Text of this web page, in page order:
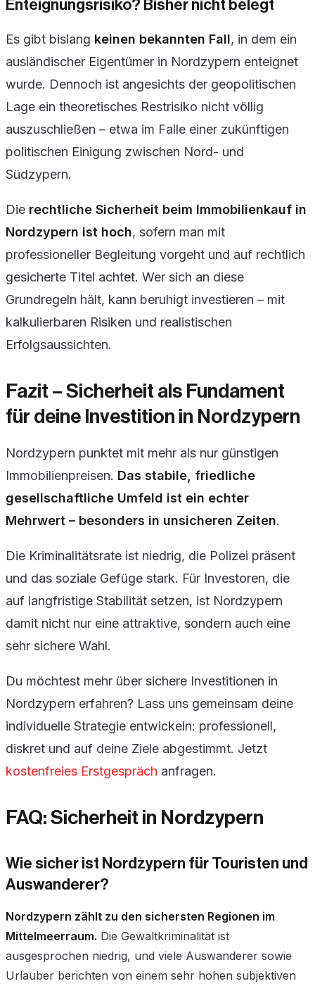
Enteignungsrisiko? Bisher nicht belegt
Es gibt bislang keinen bekannten Fall, in dem ein
ausländischer Eigentümer in Nordzypern enteignet
wurde. Dennoch ist angesichts der geopolitischen
Lage ein theoretisches Restrisiko nicht völlig
auszuschließen – etwa im Falle einer zukünftigen
politischen Einigung zwischen Nord- und
Südzypern.
Die rechtliche Sicherheit beim Immobilienkauf in
Nordzypern ist hoch, sofern man mit
professioneller Begleitung vorgeht und auf rechtlich
gesicherte Titel achtet. Wer sich an diese
Grundregeln hält, kann beruhigt investieren – mit
kalkulierbaren Risiken und realistischen
Erfolgsaussichten.
Fazit – Sicherheit als Fundament
für deine Investition in Nordzypern
Nordzypern punktet mit mehr als nur günstigen
Immobilienpreisen. Das stabile, friedliche
gesellschaftliche Umfeld ist ein echter
Mehrwert – besonders in unsicheren Zeiten.
Die Kriminalitätsrate ist niedrig, die Polizei präsent
und das soziale Gefüge stark. Für Investoren, die
auf langfristige Stabilität setzen, ist Nordzypern
damit nicht nur eine attraktive, sondern auch eine
sehr sichere Wahl.
Du möchtest mehr über sichere Investitionen in
Nordzypern erfahren? Lass uns gemeinsam deine
individuelle Strategie entwickeln: professionell,
diskret und auf deine Ziele abgestimmt. Jetzt
kostenfreies Erstgespräch anfragen.
FAQ: Sicherheit in Nordzypern
Wie sicher ist Nordzypern für Touristen und
Auswanderer?
Nordzypern zählt zu den sichersten Regionen im
Mittelmeerraum. Die Gewaltkriminalität ist
ausgesprochen niedrig, und viele Auswanderer sowie
Urlauber berichten von einem sehr hohen subjektiven